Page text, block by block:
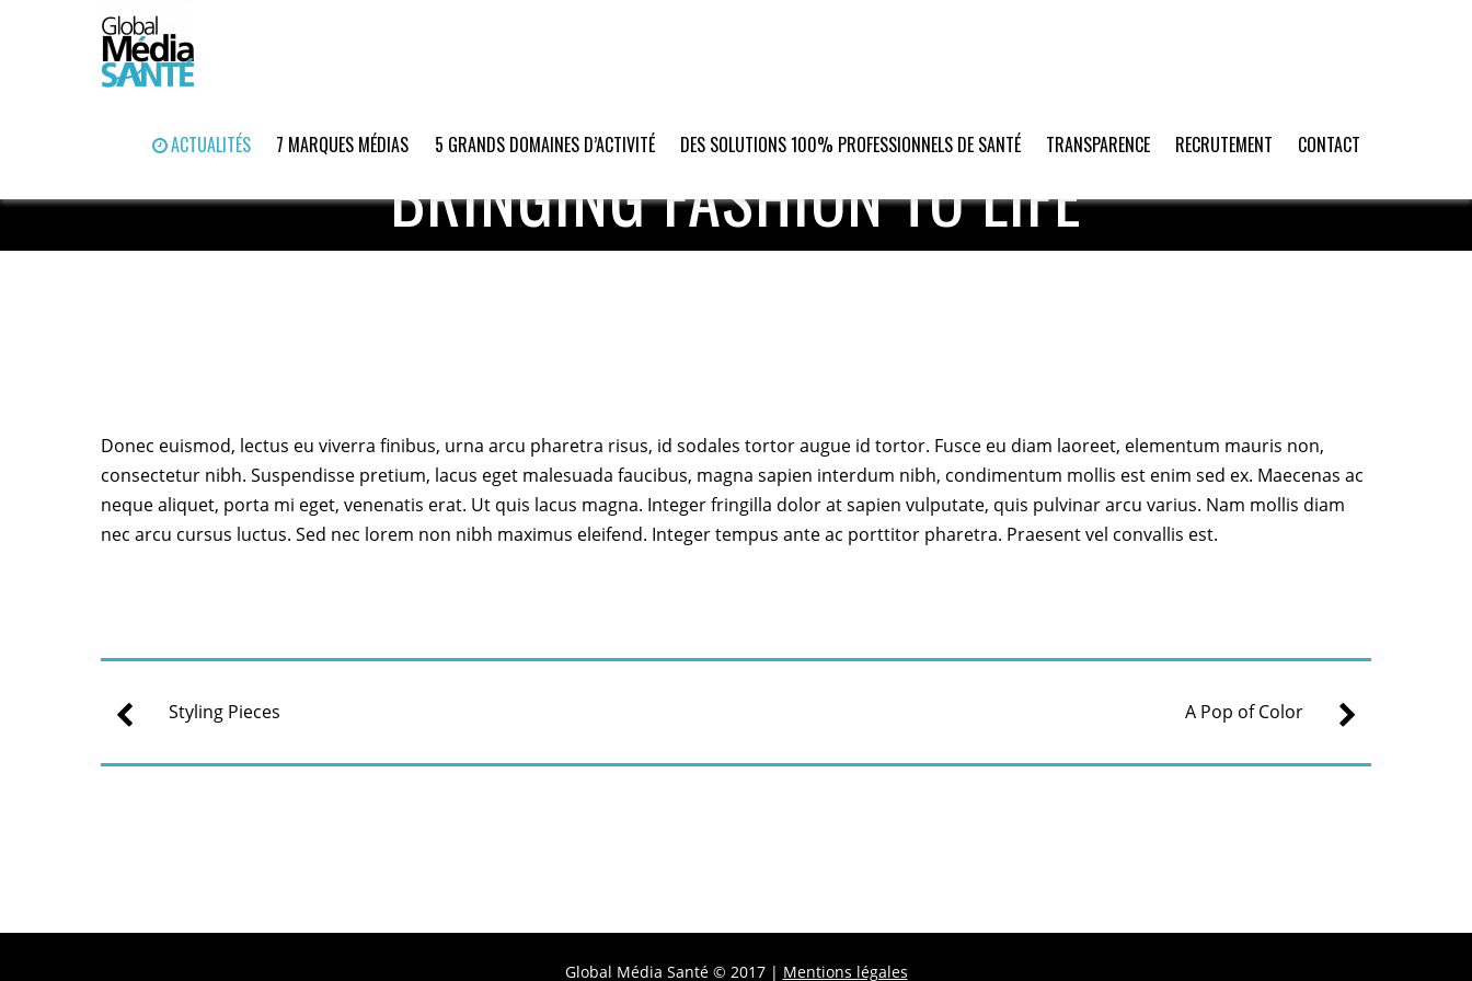
ACTUALITÉS 7 MARQUES MÉDIAS 5 GRANDS DOMAINES D’ACTIVITÉ DES SOLUTIONS 100% PROFESSIONNELS DE SANTÉ TRANSPARENCE RECRUTEMENT CONTACT
BRINGING FASHION TO LIFE
Donec euismod, lectus eu viverra finibus, urna arcu pharetra risus, id sodales tortor augue id tortor. Fusce eu diam laoreet, elementum mauris non,
consectetur nibh. Suspendisse pretium, lacus eget malesuada faucibus, magna sapien interdum nibh, condimentum mollis est enim sed ex. Maecenas ac
neque aliquet, porta mi eget, venenatis erat. Ut quis lacus magna. Integer fringilla dolor at sapien vulputate, quis pulvinar arcu varius. Nam mollis diam
nec arcu cursus luctus. Sed nec lorem non nibh maximus eleifend. Integer tempus ante ac porttitor pharetra. Praesent vel convallis est.
Styling Pieces A Pop of Color
Global Média Santé © 2017 | Mentions légales